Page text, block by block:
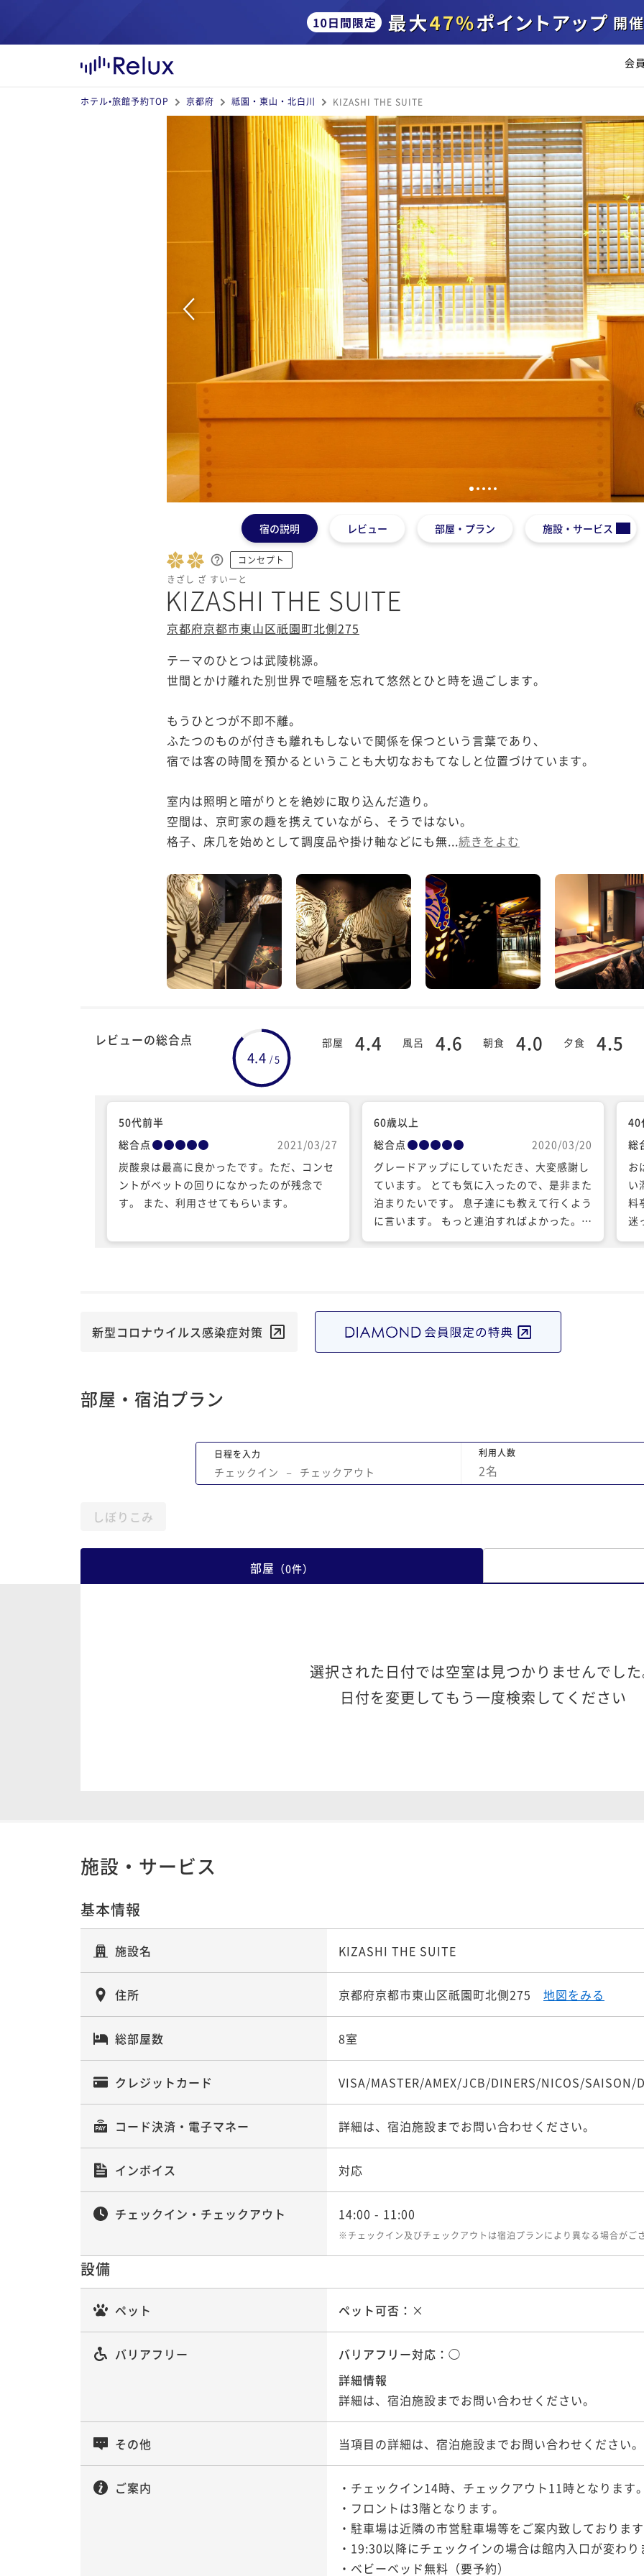
会
ホテル•旅館予約TOP 京都府 祗園・東山・北白川 KIZASHI THE SUITE
1 2 3 4 5
宿の説明 レビュー 部屋・プラン 施設・サービス
コンセプト
きざし ざ すいーと
KIZASHI THE SUITE
京都府京都市東山区祇園町北側275
テーマのひとつは武陵桃源。
世間とかけ離れた別世界で喧騒を忘れて悠然とひと時を過ごします。
もうひとつが不即不離。
ふたつのものが付きも離れもしないで関係を保つという言葉であり、
宿では客の時間を預かるということも大切なおもてなしと位置づけています。
室内は照明と暗がりとを絶妙に取り込んだ造り。
空間は、京町家の趣を携えていながら、そうではない。
格子、床几を始めとして調度品や掛け軸などにも無...続きをよむ
レビューの総合点
4.4 /5
部屋 4.4 風呂 4.6 朝食 4.0 夕食 4.5
50代前半
総合点
2021/03/27
炭酸泉は最高に良かったです。ただ、コンセ
ントがベットの回りになかったのが残念で
す。 また、利用させてもらいます。
60歳以上
総合点
2020/03/20
グレードアップにしていただき、大変感謝し
ています。 とても気に入ったので、是非また
泊まりたいです。 息子達にも教えて行くよう
に言います。 もっと連泊すればよかった。
お世話になり、ありがとうございました
40
総
お
い
料
迷
金
新型コロナウイルス感染症対策
部屋・宿泊プラン
日程を入力
チェックイン − チェックアウト
利用人数
2名
しぼりこみ
部屋 （0件）
選択された日付では空室は見つかりませんでし
日付を変更してもう一度検索してください
施設・サービス
基本情報
施設名 KIZASHI THE SUITE
住所 京都府京都市東山区祇園町北側275 地図をみる
総部屋数 8室
クレジットカード VISA/MASTER/AMEX/JCB/DINERS/NICOS/
コード決済・電子マネー 詳細は、宿泊施設までお問い合わせください。
インボイス 対応
チェックイン・チェックアウト 14:00 - 11:00
※チェックイン及びチェックアウトは宿泊プランにより異なる場合がご
設備
ペット ペット可否： ×
バリアフリー バリアフリー対応： ◯
詳細情報
詳細は、宿泊施設までお問い合わせください。
その他 当項目の詳細は、宿泊施設までお問い合わせください。
ご案内
・チェックイン14時、チェックアウト11時となります
・フロントは3階となります。
・駐車場は近隣の市営駐車場等をご案内致しておりま
・19:30以降にチェックインの場合は館内入口が変わ
・ベビーベッド無料（要予約）